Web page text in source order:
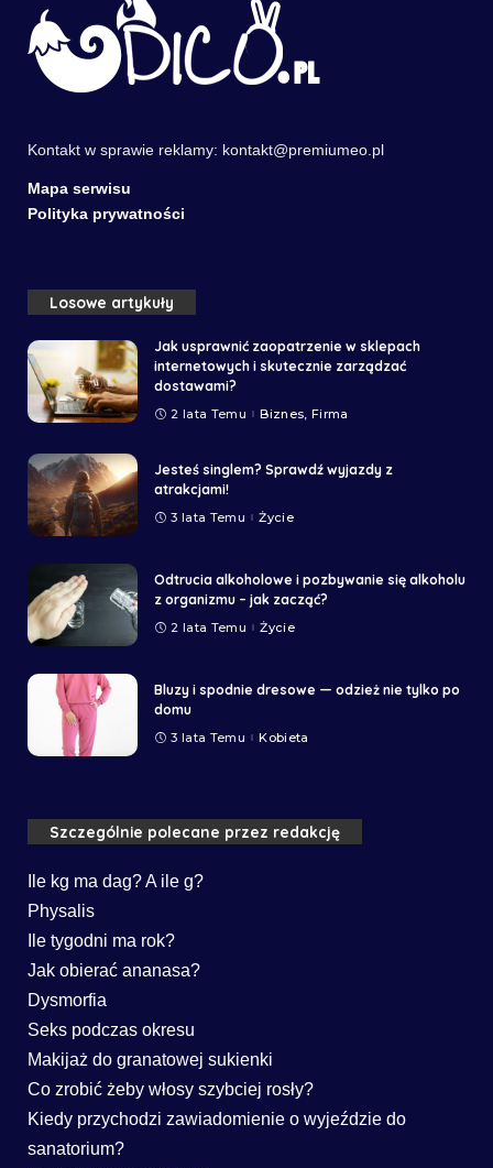
Kontakt w sprawie reklamy: kontakt@premiumeo.pl
Mapa serwisu
Polityka prywatności
Losowe artykuły
Jak usprawnić zaopatrzenie w sklepach
internetowych i skutecznie zarządzać
dostawami?
2 lata Temu Biznes, Firma
Jesteś singlem? Sprawdź wyjazdy z
atrakcjami!
3 lata Temu Życie
Odtrucia alkoholowe i pozbywanie się alkoholu
z organizmu – jak zacząć?
2 lata Temu Życie
Bluzy i spodnie dresowe — odzież nie tylko po
domu
3 lata Temu Kobieta
Szczególnie polecane przez redakcję
Ile kg ma dag? A ile g?
Physalis
Ile tygodni ma rok?
Jak obierać ananasa?
Dysmorfia
Seks podczas okresu
Makijaż do granatowej sukienki
Co zrobić żeby włosy szybciej rosły?
Kiedy przychodzi zawiadomienie o wyjeździe do
sanatorium?